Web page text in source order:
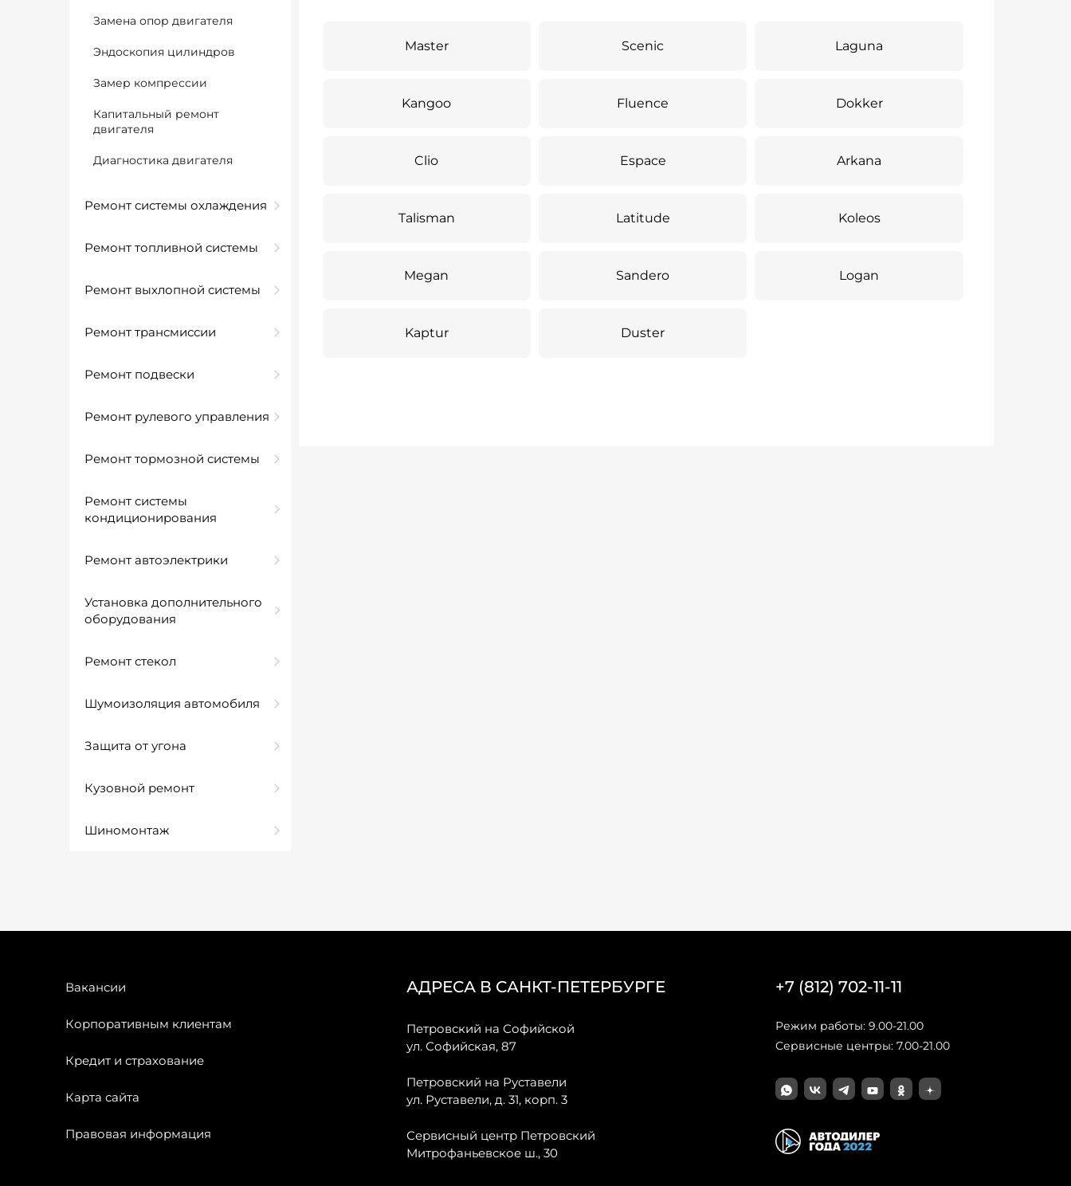
Замена опор двигателя
Эндоскопия цилиндров
Замер компрессии
Капитальный ремонт
двигателя
Диагностика двигателя
Ремонт системы охлаждения
Ремонт топливной системы
Ремонт выхлопной системы
Ремонт трансмиссии
Ремонт подвески
Ремонт рулевого управления
Ремонт тормозной системы
Ремонт системы
кондиционирования
Ремонт автоэлектрики
Установка дополнительного
оборудования
Ремонт стекол
Шумоизоляция автомобиля
Защита от угона
Кузовной ремонт
Шиномонтаж
Master Scenic Laguna
Kangoo Fluence Dokker
Clio Espace Arkana
Talisman Latitude Koleos
Megan Sandero Logan
Kaptur Duster
Вакансии
Корпоративным клиентам
Кредит и страхование
Карта сайта
Правовая информация
АДРЕСА В САНКТ-ПЕТЕРБУРГЕ
Петровский на Софийской
ул. Софийская, 87
Петровский на Руставели
ул. Руставели, д. 31, корп. 3
Сервисный центр Петровский
Митрофаньевское ш., 30
+7 (812) 702-11-11
Режим работы: 9.00-21.00
Сервисные центры: 7.00-21.00